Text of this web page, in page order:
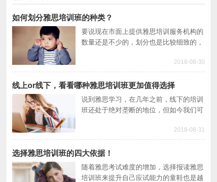
如何划分雅思培训班的种类？
要说现在市面上提供雅思培训服务机构的
数量还是不少的，划分也是比较细致的，
笔试、考前备考、考前冲刺等不同种类的
雅思培训班，不同培训内容里面又可以根
据品牌知名度和上课人数来划分
2018-08-30
线上or线下，看看哪种雅思培训班更加值得选择
说到雅思学习，在几年之前，线下的培训
班还处于绝对垄断的地位，但如今我们可
雅思培训班，那么这两种培训方式哪个好
呢？下面来看一看。
2018-08-31
选择雅思培训班的四大依据！
随着雅思考试难度的增加，选择报读雅思
培训班来提升自己应试能力的童鞋也是越